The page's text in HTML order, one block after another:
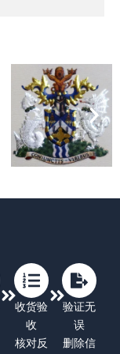
收货验
收
核对反
验证无
误
删除信